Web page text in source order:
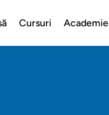
Cursuri Academie